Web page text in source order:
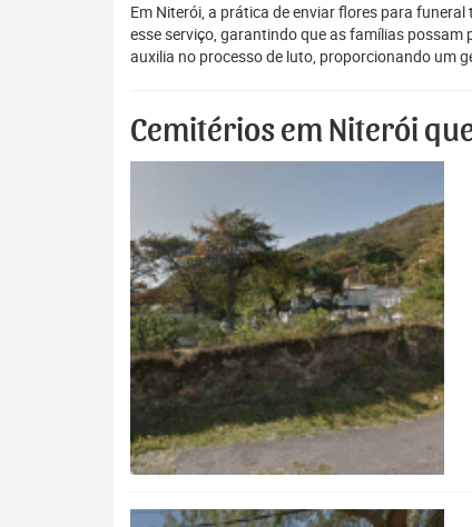
Em Niterói, a prática de enviar flores para
esse serviço, garantindo que as famílias
auxilia no processo de luto, proporcionando um
Cemitérios em Niterói